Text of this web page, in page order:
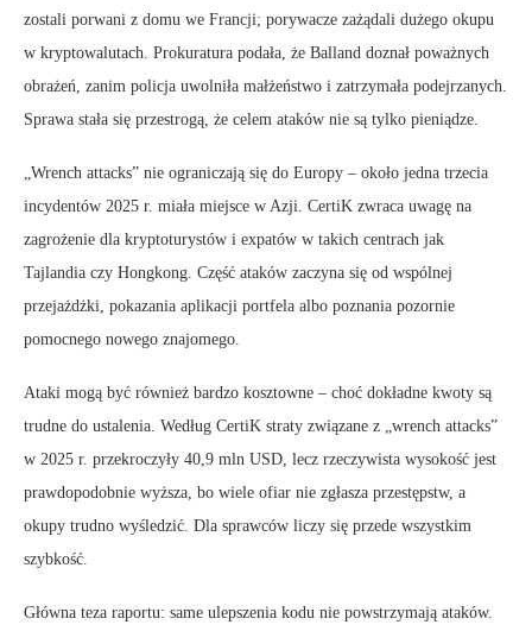
zostali porwani z domu we Francji; porywacze zażądali dużego okupu
w kryptowalutach. Prokuratura podała, że Balland doznał poważnych
obrażeń, zanim policja uwolniła małżeństwo i zatrzymała podejrzanych.
Sprawa stała się przestrogą, że celem ataków nie są tylko pieniądze.
„Wrench attacks” nie ograniczają się do Europy – około jedna trzecia
incydentów 2025 r. miała miejsce w Azji. CertiK zwraca uwagę na
zagrożenie dla kryptoturystów i expatów w takich centrach jak
Tajlandia czy Hongkong. Część ataków zaczyna się od wspólnej
przejażdżki, pokazania aplikacji portfela albo poznania pozornie
pomocnego nowego znajomego.
Ataki mogą być również bardzo kosztowne – choć dokładne kwoty są
trudne do ustalenia. Według CertiK straty związane z „wrench attacks”
w 2025 r. przekroczyły 40,9 mln USD, lecz rzeczywista wysokość jest
prawdopodobnie wyższa, bo wiele ofiar nie zgłasza przestępstw, a
okupy trudno wyśledzić. Dla sprawców liczy się przede wszystkim
szybkość.
Główna teza raportu: same ulepszenia kodu nie powstrzymają ataków.